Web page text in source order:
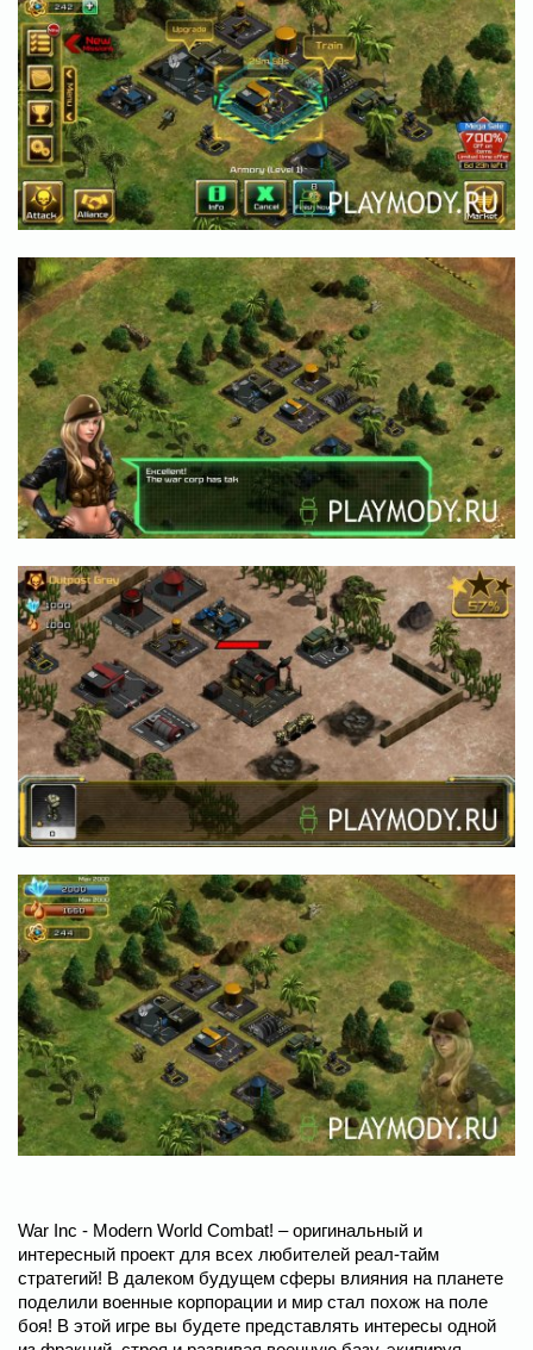
War Inc - Modern World Combat! – оригинальный и
интересный проект для всех любителей реал-тайм
стратегий! В далеком будущем сферы влияния на планете
поделили военные корпорации и мир стал похож на поле
боя! В этой игре вы будете представлять интересы одной